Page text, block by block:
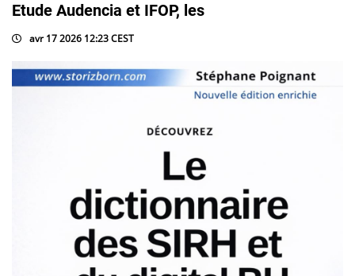
Etude Audencia et IFOP, les
avr 17 2026 12:23 CEST